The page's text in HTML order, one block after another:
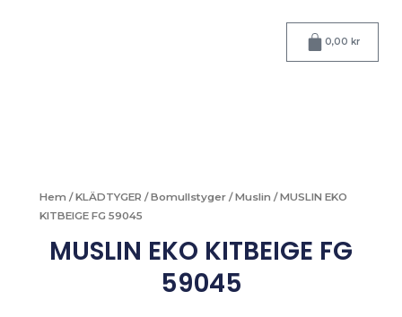
0,00 kr
Varukorg
Hem /KLÄDTYGER /Bomullstyger /Muslin / MUSLIN EKO
KITBEIGE FG 59045
MUSLIN EKO KITBEIGE FG
59045